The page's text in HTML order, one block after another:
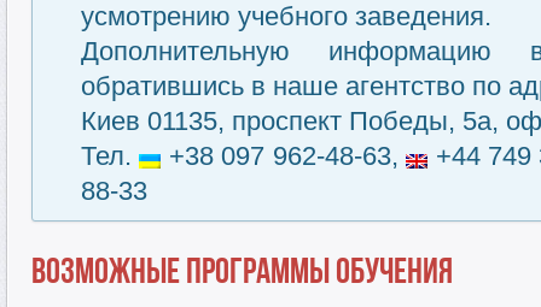
усмотрению учебного заведения.
Дополнительную информацию
обратившись в наше агентство по
Киев 01135, проспект Победы, 5а,
Тел.
+38 097 962-48-63,
+44
88-33
Возможные программы обучения